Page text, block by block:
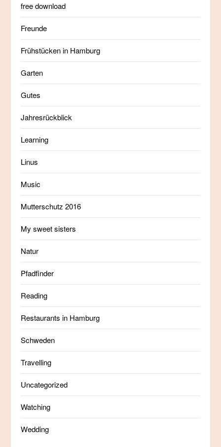
free download
Freunde
Frühstücken in Hamburg
Garten
Gutes
Jahresrückblick
Learning
Linus
Music
Mutterschutz 2016
My sweet sisters
Natur
Pfadfinder
Reading
Restaurants in Hamburg
Schweden
Travelling
Uncategorized
Watching
Wedding